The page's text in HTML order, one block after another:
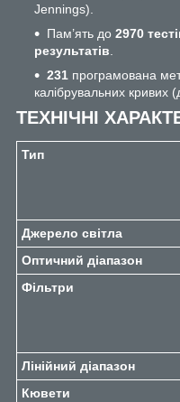
Jennings).
Пам’ять до 2970
результатів
231 програмована
калібрувальних кривих
ТЕХНІЧНІ
Тип
Джерело світла
Оптичний діапазон
Фільтри
Лінійний діапазон
Кювети